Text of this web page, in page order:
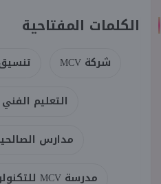
الكلمات المفتاحية
شركة MCV
التعليم
مدارس
مدرسة MCV للتكنولوجيا التطبيقية